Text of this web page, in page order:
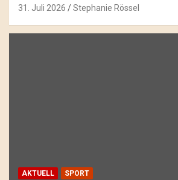
31. Juli 2026 Stephanie Rössel
AKTUELL SPORT